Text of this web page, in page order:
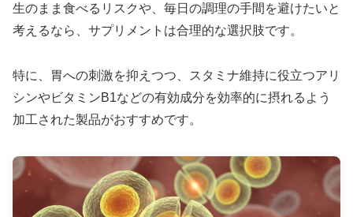
生のまま食べるリスクや、毎日の調理の手間を避けたいと
考えるなら、サプリメントは合理的な選択肢です。
特に、胃への刺激を抑えつつ、スタミナ維持に役立つアリ
シンやビタミンB1などの有効成分を効率的に摂れるよう
加工された製品がおすすめです。